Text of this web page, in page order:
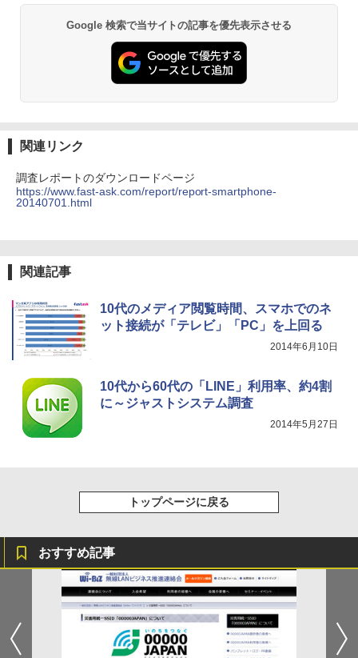
Google 検索で当サイトの記事を優先表示させる
関連リンク
調査レポートのダウンロードページ
https://www.fast-ask.com/report/report-smartphone-
20140701.html
関連記事
10代のメディア閲覧時間、スマホでのネ
ット接続が「テレビ」「PC」を上回る
2014年6月10日
10代から60代の「LINE」利用率、約4割
に～ジャストシステム調査
2014年5月27日
トップページに戻る
おすすめ記事